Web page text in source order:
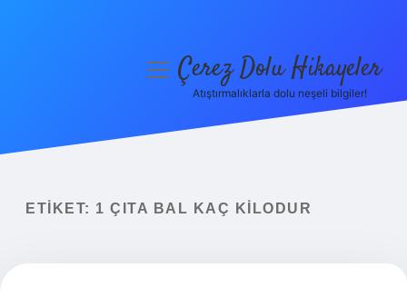
Yasal Uyarı
menüyüÇerez Dolu Hikayeler
Atıştırmalıklarla dolu neşeli bilgiler!
ETIKET: 1 ÇITA BAL KAÇ KILODUR